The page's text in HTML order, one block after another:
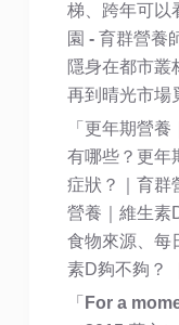
梯、跨年可以
園 - 育群營養
隱身在都市叢
再到晴光市場
「 更年期營養
有哪些？更年
症狀？｜育群
營養｜維生素
食物來源、每
素D夠不夠？
「 For a